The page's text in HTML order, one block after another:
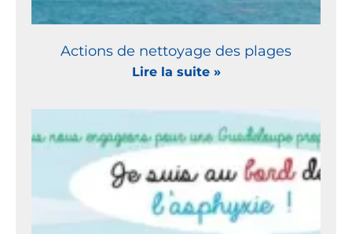
Actions de nettoyage des plages
Lire la suite »